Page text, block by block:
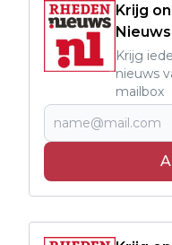
Krijg
Krijg
nieuws
mailbox